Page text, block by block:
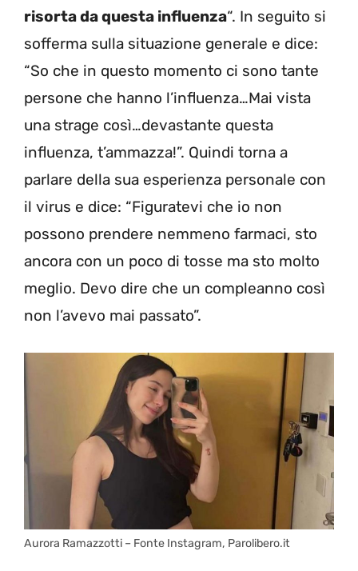
risorta da questa influenza“. In seguito si
sofferma sulla situazione generale e dice:
“So che in questo momento ci sono tante
persone che hanno l’influenza…Mai vista
una strage così…devastante questa
influenza, t’ammazza!”. Quindi torna a
parlare della sua esperienza personale con
il virus e dice: “Figuratevi che io non
possono prendere nemmeno farmaci, sto
ancora con un poco di tosse ma sto molto
meglio. Devo dire che un compleanno così
non l’avevo mai passato”.
Aurora Ramazzotti – Fonte Instagram, Parolibero.it